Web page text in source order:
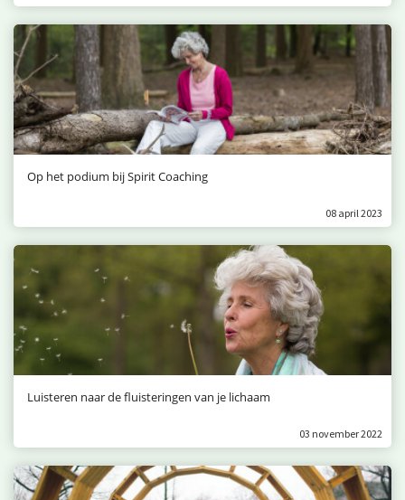
Op het podium bij Spirit Coaching
08 april 2023
Luisteren naar de fluisteringen van je lichaam
03 november 2022